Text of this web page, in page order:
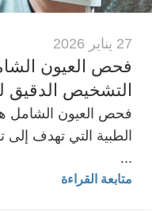
27 يناير 2026
فحص العيون
التشخيص الدقيق
فحص العيون الشامل
الطبية التي تهدف إلى
...
متابعة القراءة